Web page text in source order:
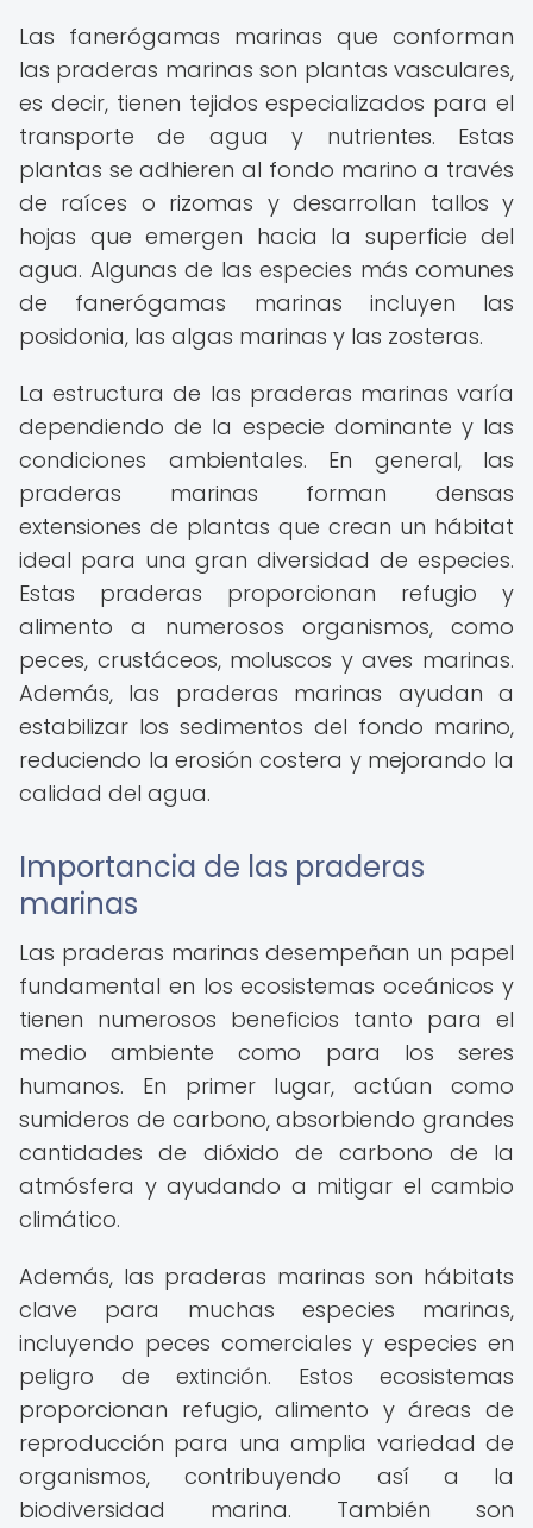
Las fanerógamas marinas que conforman
las praderas marinas son plantas vasculares,
es decir, tienen tejidos especializados para el
transporte de agua y nutrientes. Estas
plantas se adhieren al fondo marino a través
de raíces o rizomas y desarrollan tallos y
hojas que emergen hacia la superficie del
agua. Algunas de las especies más comunes
de fanerógamas marinas incluyen las
posidonia, las algas marinas y las zosteras.
La estructura de las praderas marinas varía
dependiendo de la especie dominante y las
condiciones ambientales. En general, las
praderas marinas forman densas
extensiones de plantas que crean un hábitat
ideal para una gran diversidad de especies.
Estas praderas proporcionan refugio y
alimento a numerosos organismos, como
peces, crustáceos, moluscos y aves marinas.
Además, las praderas marinas ayudan a
estabilizar los sedimentos del fondo marino,
reduciendo la erosión costera y mejorando la
calidad del agua.
Importancia de las praderas
marinas
Las praderas marinas desempeñan un papel
fundamental en los ecosistemas oceánicos y
tienen numerosos beneficios tanto para el
medio ambiente como para los seres
humanos. En primer lugar, actúan como
sumideros de carbono, absorbiendo grandes
cantidades de dióxido de carbono de la
atmósfera y ayudando a mitigar el cambio
climático.
Además, las praderas marinas son hábitats
clave para muchas especies marinas,
incluyendo peces comerciales y especies en
peligro de extinción. Estos ecosistemas
proporcionan refugio, alimento y áreas de
reproducción para una amplia variedad de
organismos, contribuyendo así a la
biodiversidad marina. También son